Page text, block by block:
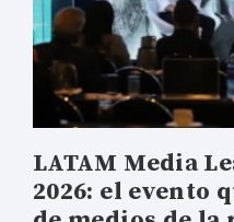
LATAM Media
2026: el evento